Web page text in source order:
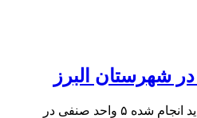
محمد نصیری گفت: در ۴۵ بازدید انجام شده ۵ واحد صنفی در